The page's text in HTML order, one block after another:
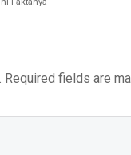
Required fields are